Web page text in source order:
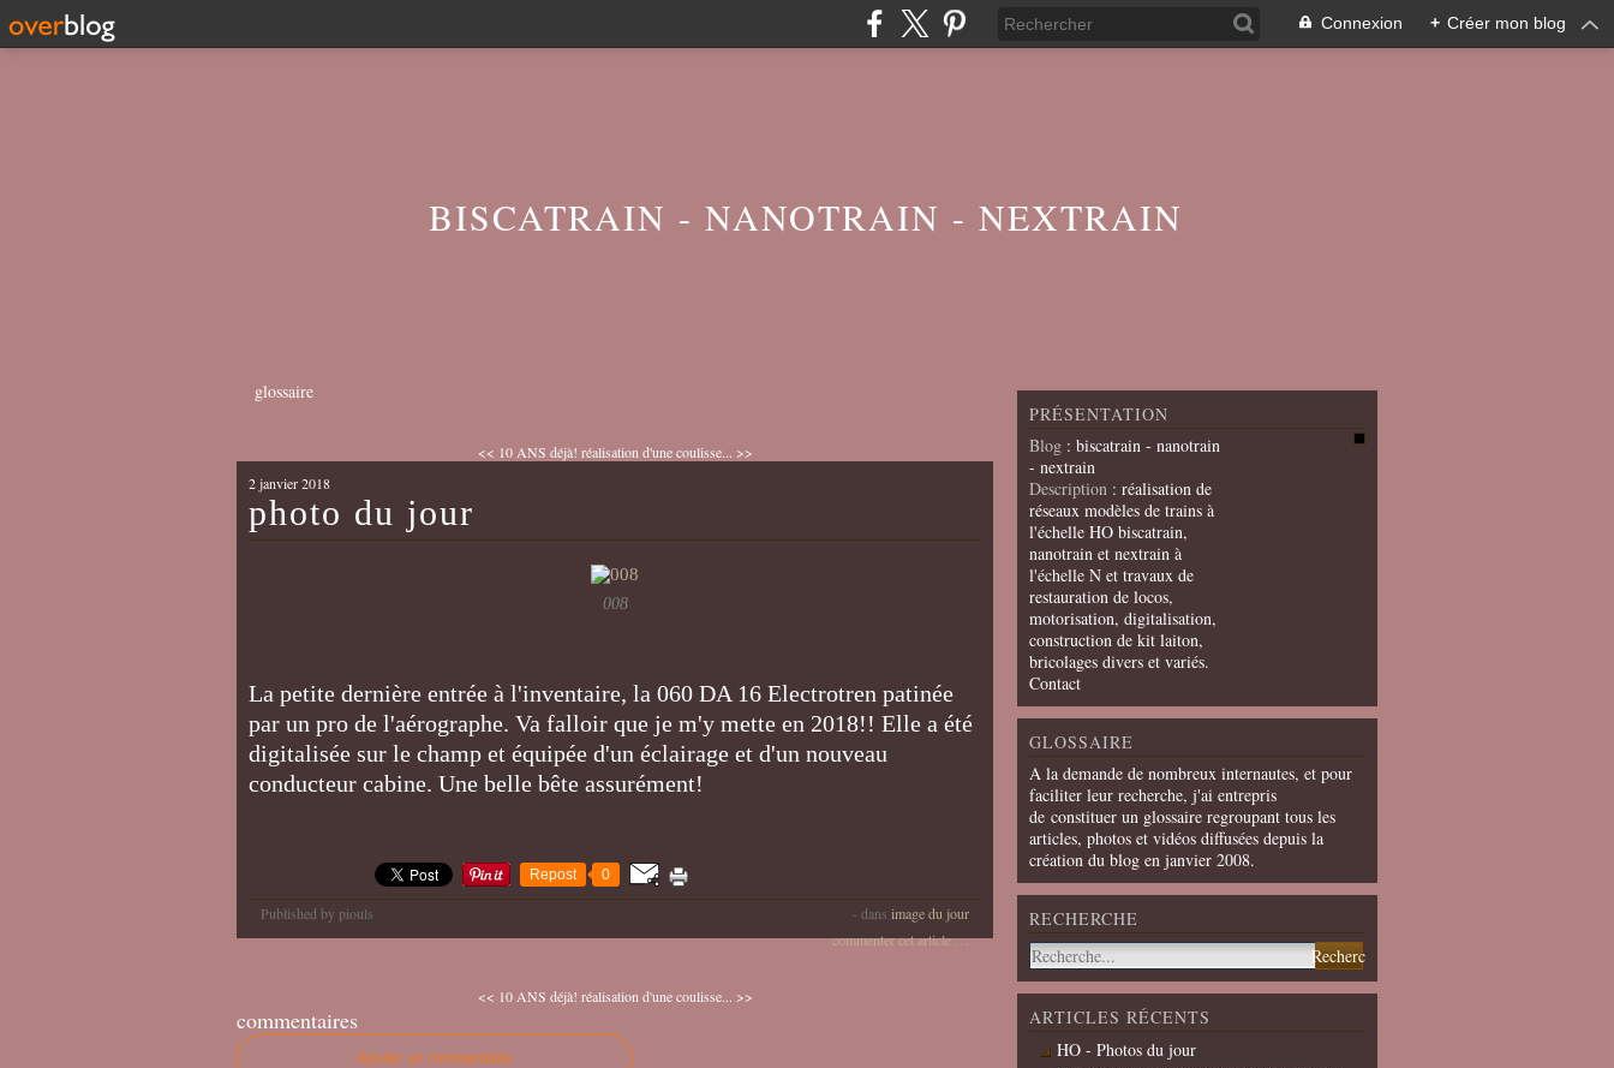
Connexion + Créer mon blog
BISCATRAIN - NANOTRAIN - NEXTRAIN
glossaire
<< 10 ANS déjà! réalisation d'une coulisse... >>
2 janvier 2018
photo du jour
008
La petite dernière entrée à l'inventaire, la 060 DA 16 Electrotren patinée
par un pro de l'aérographe. Va falloir que je m'y mette en 2018!! Elle a été
digitalisée sur le champ et équipée d'un éclairage et d'un nouveau
conducteur cabine. Une belle bête assurément!
Repost 0
Published by piouls - dans image du jour
commenter cet article…
<< 10 ANS déjà! réalisation d'une coulisse... >>
commentaires
Ajouter un commentaire
PRÉSENTATION
Blog : biscatrain - nanotrain
- nextrain
Description : réalisation de
réseaux modèles de trains à
l'échelle HO biscatrain,
nanotrain et nextrain à
l'échelle N et travaux de
restauration de locos,
motorisation, digitalisation,
construction de kit laiton,
bricolages divers et variés.
Contact
GLOSSAIRE
A la demande de nombreux internautes, et pour
faciliter leur recherche, j'ai entrepris
de constituer un glossaire regroupant tous les
articles, photos et vidéos diffusées depuis la
création du blog en janvier 2008.
RECHERCHE
ARTICLES RÉCENTS
HO - Photos du jour